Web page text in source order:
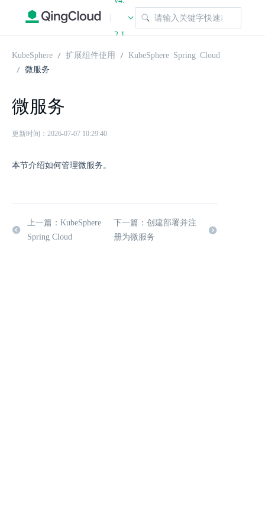
|
2.1
KubeSphere 扩展组件使用
KubeSphere Spring Cloud
微服务
微服务
更新时间：2026-07-07 10:29:40
本节介绍如何管理微服务。
上一篇：KubeSphere
Spring Cloud
下一篇：创建部署并注
册为微服务